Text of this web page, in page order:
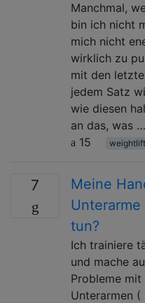
Manchmal,
bin ich nicht
mich nicht
wirklich zu
mit den
jedem Satz
wie diesen
an das, was …
15
7
Meine
tun?
Ich trainiere
und mache
Probleme mit
Unterarmen (